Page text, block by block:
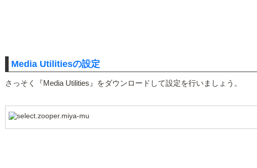
Media Utilitiesの設定
さっそく『Media Utilities』をダウンロードして設定を行いましょう。